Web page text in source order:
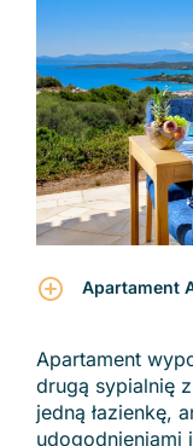
Apartament
Apartament
drugą sypialnię
jedną łazienkę,
udogodnieniami